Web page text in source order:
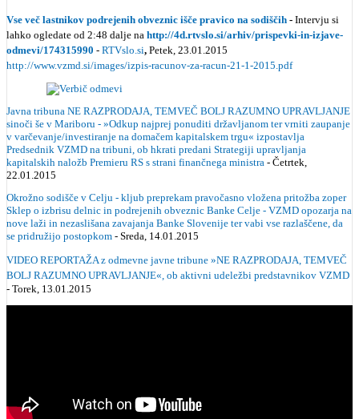
Vse več lastnikov podrejenih obveznic išče pravico na sodiščih - Intervju si
lahko ogledate od 2:48 dalje na http://4d.rtvslo.si/arhiv/prispevki-in-izjave-
odmevi/174315990 - RTVslo.si, Petek, 23.01.2015
http://www.vzmd.si/images/izpis-racunov-za-racun-21-1-2015.pdf
Javna tribuna NE RAZPRODAJA, TEMVEČ BOLJ RAZUMNO UPRAVLJANJE
sinoči še v Mariboru - »Odkup najprej ponuditi državljanom ter vrniti zaupanje
v varčevanje/investiranje na domačem kapitalskem trgu« izpostavlja
Predsednik VZMD na tribuni, ob hkrati predani Strategiji upravljanja
kapitalskih naložb Premieru RS s strani finančnega ministra - Četrtek,
22.01.2015
Okrožno sodišče v Celju - kljub preprekam pravočasno vložena pritožba zoper
Sklep o izbrisu delnic in podrejenih obveznic Banke Celje - VZMD opozarja na
nove laži in nezaslišana zavajanja Banke Slovenije ter vabi vse razlaščene, da
se pridružijo postopkom - Sreda, 14.01.2015
VIDEO REPORTAŽA z odmevne javne tribune »NE RAZPRODAJA, TEMVEČ
BOLJ RAZUMNO UPRAVLJANJE«, ob aktivni udeležbi predstavnikov VZMD
- Torek, 13.01.2015